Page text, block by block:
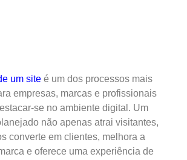
um site é um dos processos mais
empresas, marcas e profissionais
se no ambiente digital. Um
não apenas atrai visitantes,
converte em clientes, melhora a
e oferece uma experiência de